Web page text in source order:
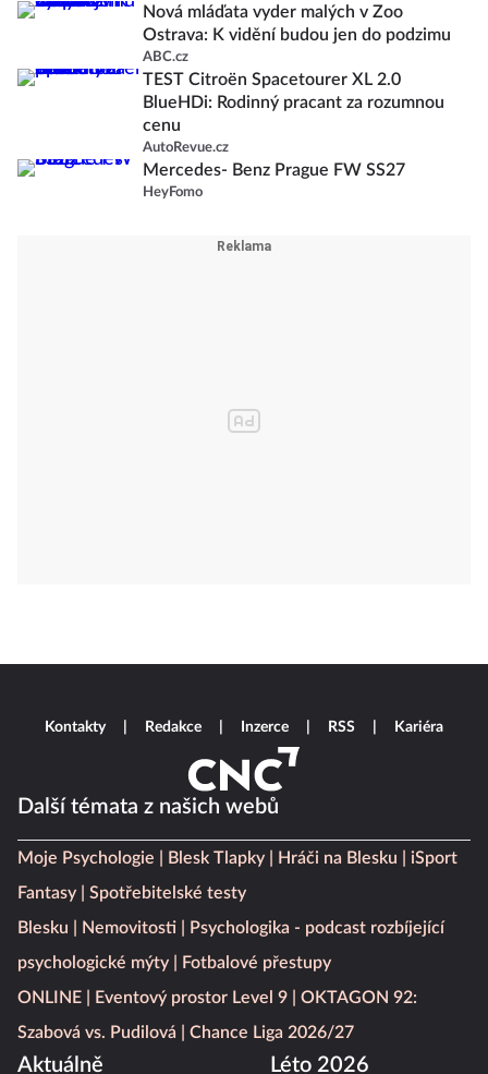
Nová mláďata vyder malých v Zoo
Ostrava: K vidění budou jen do podzimu
ABC.cz
TEST Citroën Spacetourer XL 2.0
BlueHDi: Rodinný pracant za rozumnou
cenu
AutoRevue.cz
Mercedes- Benz Prague FW SS27
HeyFomo
Další témata z našich webů
Moje Psychologie Blesk Tlapky Hráči na Blesku
iSport
Fantasy
Spotřebitelské testy
Blesku
Nemovitosti
Psychologika - podcast rozbíjející
psychologické mýty
Fotbalové přestupy
ONLINE
Eventový prostor Level 9
OKTAGON 92:
Szabová vs. Pudilová
Chance Liga 2026/27
Aktuálně Léto 2026
Kontakty Redakce Inzerce RSS Kariéra